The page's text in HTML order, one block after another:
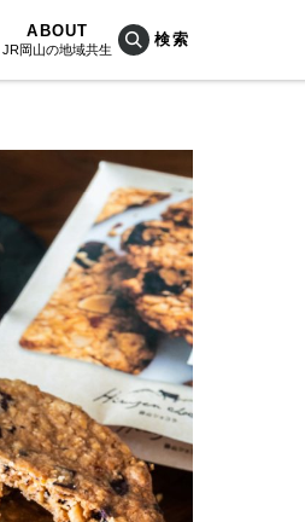
人
を育む山々
うめぇもん
/奈義町/勝央町
車
ABOUT
JR岡山の地域共生